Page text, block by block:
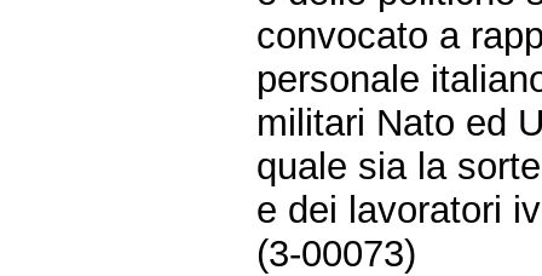
convocato a
personale
militari Nato ed
quale sia la
e dei lavoratori
(3-00073)